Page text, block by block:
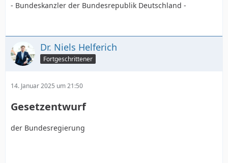
- Bundeskanzler der Bundesrepublik Deutschland -
Dr. Niels Helferich
Fortgeschrittener
14. Januar 2025 um 21:50
Gesetzentwurf
der Bundesregierung